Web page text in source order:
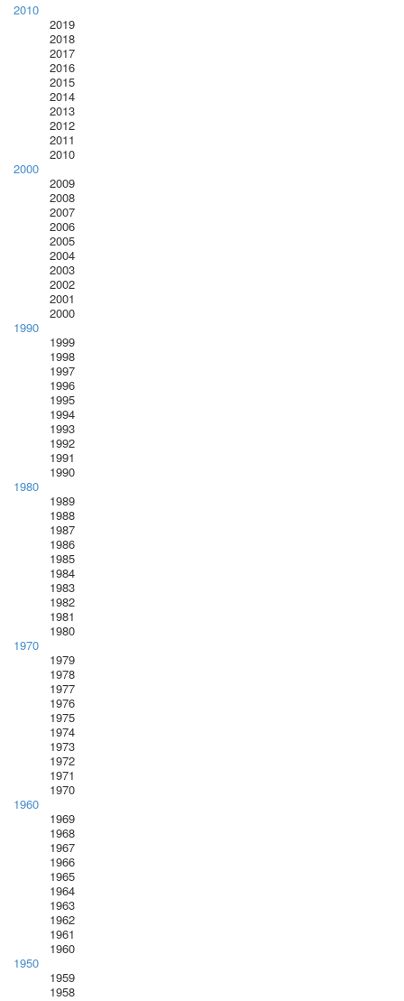
2010
2019
2018
2017
2016
2015
2014
2013
2012
2011
2010
2000
2009
2008
2007
2006
2005
2004
2003
2002
2001
2000
1990
1999
1998
1997
1996
1995
1994
1993
1992
1991
1990
1980
1989
1988
1987
1986
1985
1984
1983
1982
1981
1980
1970
1979
1978
1977
1976
1975
1974
1973
1972
1971
1970
1960
1969
1968
1967
1966
1965
1964
1963
1962
1961
1960
1950
1959
1958